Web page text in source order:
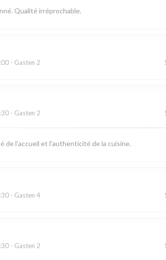
Qualité irréprochable.
- Gasten 2
- Gasten 2
de l'accueil et l'authenticité de la cuisine.
- Gasten 4
- Gasten 2